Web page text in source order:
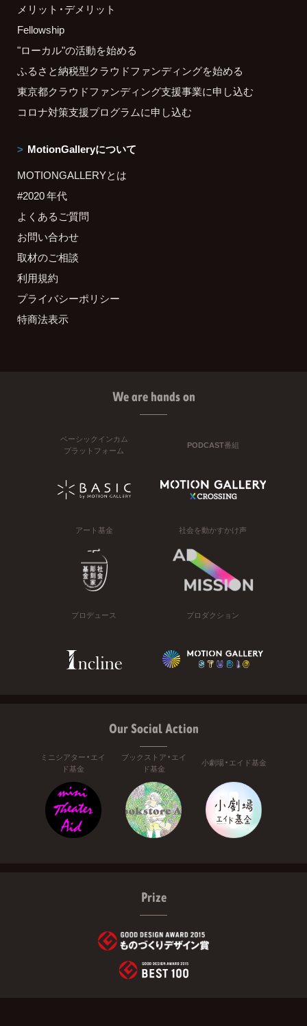
メリット・デメリット
Fellowship
"ローカル"の活動を始める
ふるさと納税型クラウドファンディングを始める
東京都クラウドファンディング支援事業に申し込む
コロナ対策支援プログラムに申し込む
MotionGalleryについて
MOTIONGALLERYとは
#2020 年代
よくあるご質問
お問い合わせ
取材のご相談
利用規約
プライバシーポリシー
特商法表示
We are hands on
ベーシックインカム
プラットフォーム
PODCAST番組
アート基金 社会を動かすかけ声
プロデュース プロダクション
Our Social Action
ミニシアター・エイ
ド基金
ブックストア・エイ
ド基金
小劇場・エイド基金
Prize